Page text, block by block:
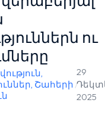
ու
,
, Շահերի /
29
2025